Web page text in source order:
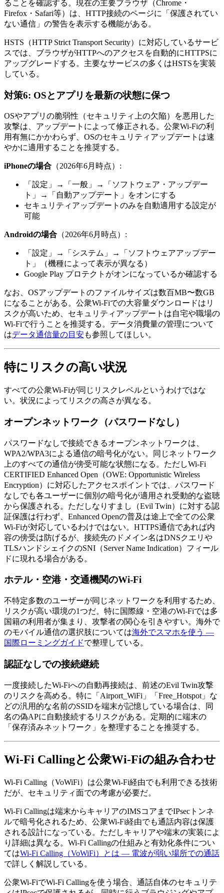
ることを確認する。現在の主要ブラウザ（Chrome・
Firefox・Safari等）は、HTTP接続のページに「保護されてい
ない通信」の警告を表示する機能がある。
HSTS（HTTP Strict Transport Security）に対応しているサービ
スでは、ブラウザがHTTPへのアクセスを自動的にHTTPSに
アップグレードする。主要なサービスの多くはHSTSを実装
している。
対策6: OSとアプリを最新の状態に保つ
OSやアプリの脆弱性（セキュリティ上の欠陥）を悪用した
攻撃は、アップデートによって修正される。公衆Wi-Fiの利
用有無にかかわらず、OSのセキュリティアップデートは速
やかに適用することを推奨する。
iPhoneの場合 （2026年6月時点）:
「設定」→「一般」→「ソフトウェア・アップデー
ト」→「自動アップデート」をオンにする
セキュリティアップデートのみを自動適用する設定が
可能
Androidの場合 （2026年6月時点）:
「設定」→「システム」→「ソフトウェアアップデー
ト」（機種によって表示が異なる）
Google Play プロテクトがオンになっているか確認する
なお、OSアップデートのファイルサイズは数百MB〜数GB
になることがある。公衆Wi-Fiでの大容量ダウンロードはリ
スクが高いため、セキュリティアップデートは自宅や職場の
Wi-Fiで行うことを推奨する。データ消費量の管理について
はデータ通信量の目安も参照してほしい。
特にリスクの高い状況
すべての公衆Wi-Fiが同じリスクレベルというわけではな
い。状況によってリスクの高さが異なる。
オープンネットワーク（パスワードなし）
パスワードなしで接続できるオープンネットワークは、
WPA2/WPA3による通信の暗号化がない。同じネットワーク
上のすべての通信が傍受可能な状態になる。ただしWi-Fi
CERTIFIED Enhanced Open（OWE: Opportunistic Wireless
Encryption）に対応したアクセスポイントでは、パスワード
なしでも各ユーザーに個別の暗号化が適用され受動的な盗聴
から保護される。ただしなりすまし（Evil Twin）に対する認
証保護は行わず、Enhanced Openの普及は途上で全ての公衆
Wi-Fiが対応しているわけではない。HTTPS通信であれば内
容の傍受は防げるが、接続先のドメイン名はDNSクエリや
TLSハンドシェイクのSNI（Server Name Indication）フィール
ドに現れる場合がある。
ホテル・空港・交通機関のWi-Fi
不特定多数のユーザーが同じネットワークを利用するため、
リスクが高い環境の1つだ。特に国際線・空港のWi-Fiでは多
国籍の利用者が集まり、攻撃者の関心を引きやすい。海外で
のモバイル通信の選択肢については海外でスマホを使う —
国際ローミングガイドで整理している。
認証なしでの接続継続
一度接続したWi-Fiへの自動再接続は、前述のEvil Twin攻撃
のリスクを高める。特に「Airport_WiFi」「Free_Hotspot」な
どの汎用的な名前のSSIDを端末が記憶している場合は、同
名の偽APに自動接続するリスクがある。定期的に端末の
「保存済みネットワーク」を整理することを推奨する。
Wi-Fi Callingと公衆Wi-Fiの組み合わせ
Wi-Fi Calling（VoWiFi）は公衆Wi-Fi経由でも利用できる技術
だが、セキュリティ面での考慮が必要だ。
Wi-Fi Callingは端末からキャリアのIMSコアまでIPsecトンネ
ルで暗号化されるため、公衆Wi-Fi経由でも通話内容は保護
される設計になっている。ただしキャリアや端末の実装によ
り詳細は異なる。Wi-Fi Callingの仕組みと有効化条件につい
てはWi-Fi Calling（VoWiFi）とは — 電波が弱い場所での通話
で詳しく解説している。
公衆Wi-FiでWi-Fi Callingを使う場合、通話自体のセキュリテ